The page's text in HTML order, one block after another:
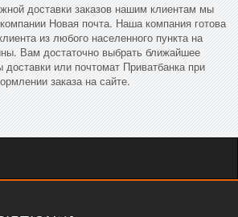
доставки заказов нашим клиентам мы
Новая почта. Наша компания готова
из любого населенного пункта на
Вам достаточно выбрать ближайшее
или почтомат Приватбанка при
заказа на сайте.